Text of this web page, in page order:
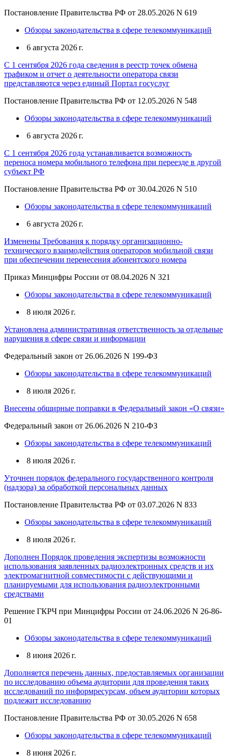
Постановление Правительства РФ от 28.05.2026 N 619
Обзоры законодательства в сфере телекоммуникаций
6 августа 2026 г.
С 1 сентября 2026 года сведения в реестр точек обмена
трафиком и отчет о деятельности оператора связи
представляются через единый Портал госуслуг
Постановление Правительства РФ от 12.05.2026 N 548
Обзоры законодательства в сфере телекоммуникаций
6 августа 2026 г.
С 1 сентября 2026 года устанавливается возможность
переноса номера мобильного телефона при переезде в другой
субъект РФ
Постановление Правительства РФ от 30.04.2026 N 510
Обзоры законодательства в сфере телекоммуникаций
6 августа 2026 г.
Изменены Требования к порядку организационно-
технического взаимодействия операторов мобильной связи
при обеспечении перенесения абонентского номера
Приказ Минцифры России от 08.04.2026 N 321
Обзоры законодательства в сфере телекоммуникаций
8 июля 2026 г.
Установлена административная ответственность за отдельные
нарушения в сфере связи и информации
Федеральный закон от 26.06.2026 N 199-ФЗ
Обзоры законодательства в сфере телекоммуникаций
8 июля 2026 г.
Внесены обширные поправки в Федеральный закон «О связи»
Федеральный закон от 26.06.2026 N 210-ФЗ
Обзоры законодательства в сфере телекоммуникаций
8 июля 2026 г.
Уточнен порядок федерального государственного контроля
(надзора) за обработкой персональных данных
Постановление Правительства РФ от 03.07.2026 N 833
Обзоры законодательства в сфере телекоммуникаций
8 июля 2026 г.
Дополнен Порядок проведения экспертизы возможности
использования заявленных радиоэлектронных средств и их
электромагнитной совместимости с действующими и
планируемыми для использования радиоэлектронными
средствами
Решение ГКРЧ при Минцифры России от 24.06.2026 N 26-86-
01
Обзоры законодательства в сфере телекоммуникаций
8 июня 2026 г.
Дополняется перечень данных, предоставляемых организации
по исследованию объема аудитории для проведения таких
исследований по информресурсам, объем аудитории которых
подлежит исследованию
Постановление Правительства РФ от 30.05.2026 N 658
Обзоры законодательства в сфере телекоммуникаций
8 июня 2026 г.